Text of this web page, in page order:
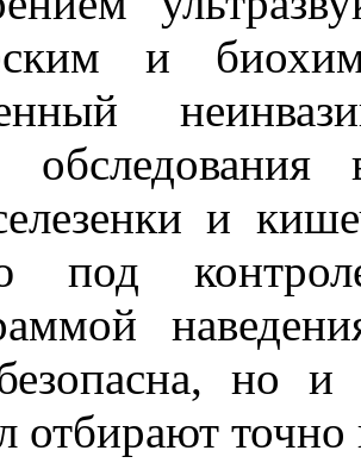
и
и
под
но
отбирают